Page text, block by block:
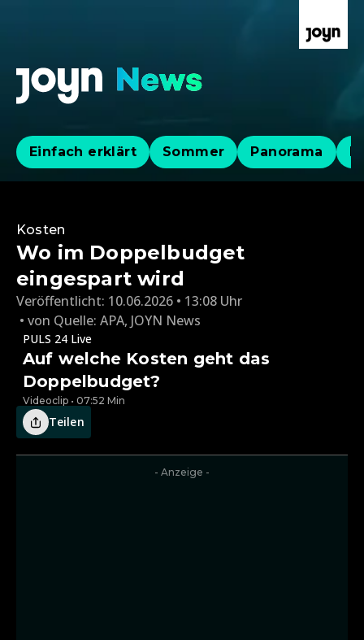
Einfach erklärt Sommer Panorama
Kosten
Wo im Doppelbudget
eingespart wird
Veröffentlicht: 10.06.2026 • 13:08 Uhr
von Quelle: APA, JOYN News
PULS 24 Live
Auf welche Kosten geht das
Doppelbudget?
Videoclip • 07:52 Min
Teilen
- Anzeige -